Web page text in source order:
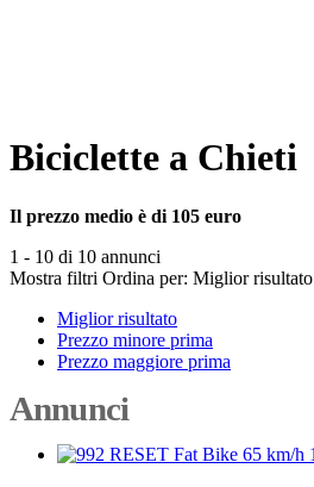
Biciclette a Chieti
Il prezzo medio è di 105 euro
1 - 10 di 10 annunci
Mostra filtri Ordina per: Miglior risultato
Miglior risultato
Prezzo minore prima
Prezzo maggiore prima
Annunci